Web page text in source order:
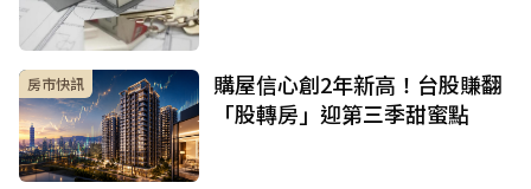
房市快訊
購屋信心創2年新高！台股賺翻
「股轉房」迎第三季甜蜜點